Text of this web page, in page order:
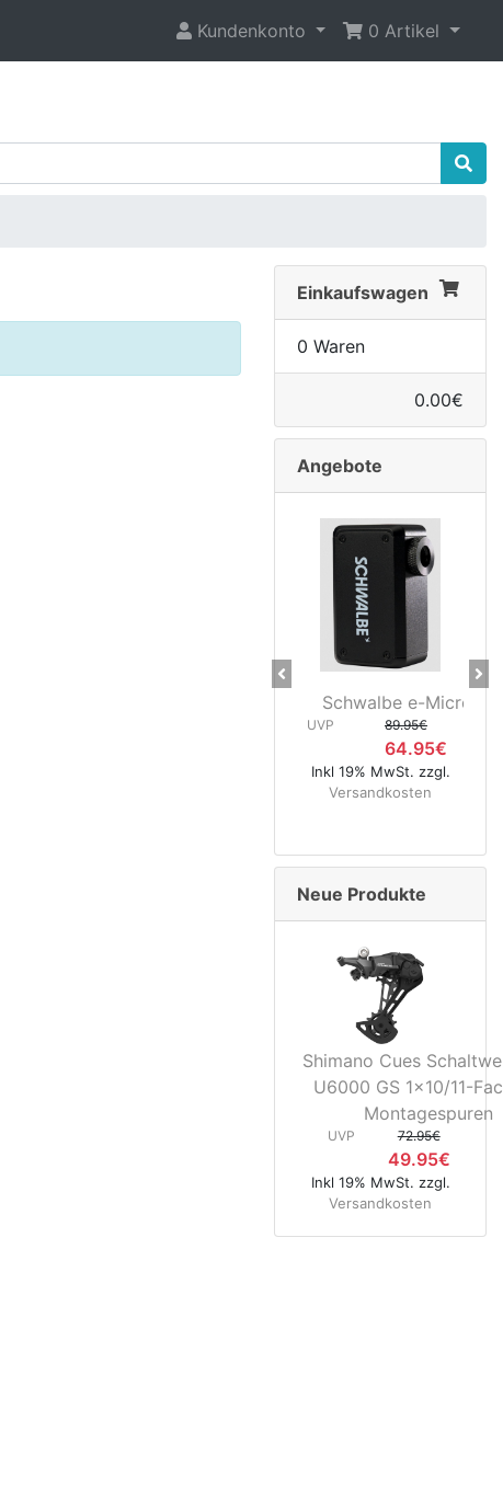
Kundenkonto 0 Artikel
Einkaufswagen
0 Waren
0.00€
Angebote
Schwalbe e-Micro
UVP 89.95€
64.95€
Inkl 19% MwSt. zzgl.
Versandkosten
Previous
Neue Produkte
Shimano Cues
U6000 GS 1x10/11-
Montagespuren
UVP 72.95€
49.95€
Inkl 19% MwSt. zzgl.
Versandkosten